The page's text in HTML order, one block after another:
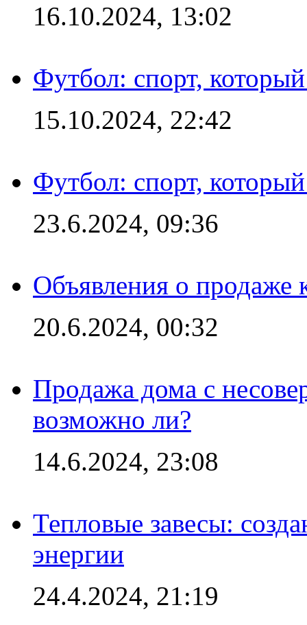
16.10.2024, 13:02
Футбол: спорт,
15.10.2024, 22:42
Футбол: спорт,
23.6.2024, 09:36
Объявления о продаже
20.6.2024, 00:32
Продажа дома с
возможно ли?
14.6.2024, 23:08
Тепловые завесы:
энергии
24.4.2024, 21:19